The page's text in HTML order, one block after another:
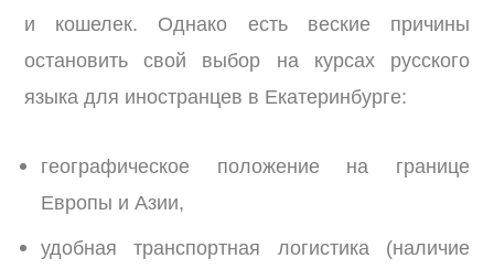
и кошелек. Однако есть веские причины
остановить свой выбор на курсах русского
языка для иностранцев в Екатеринбурге:
географическое положение на границе
Европы и Азии,
удобная транспортная логистика (наличие